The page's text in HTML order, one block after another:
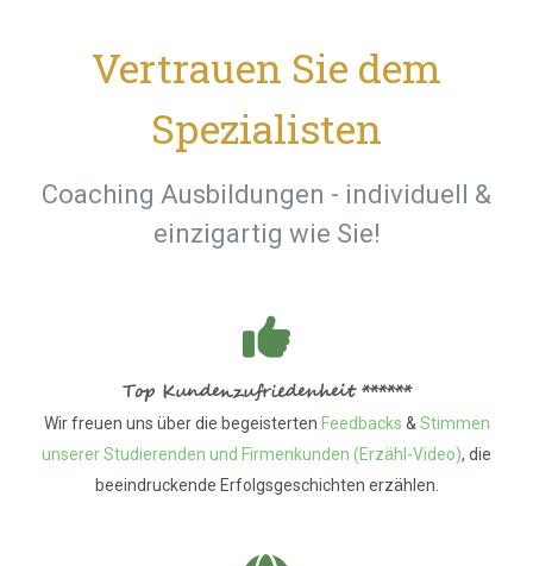
Vertrauen Sie dem
Spezialisten
Coaching Ausbildungen - individuell &
einzigartig wie Sie!
Top Kundenzufriedenheit ******
Wir freuen uns über die begeisterten Feedbacks &Stimmen
unserer Studierenden und Firmenkunden (Erzähl-Video), die
beeindruckende Erfolgsgeschichten erzählen.